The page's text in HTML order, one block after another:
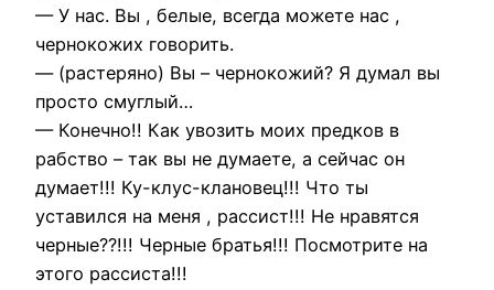
— У нас. Вы , белые, всегда можете нас ,
чернокожих говорить.
— (растеряно) Вы – чернокожий? Я думал вы
просто смуглый…
— Конечно!! Как увозить моих предков в
рабство – так вы не думаете, а сейчас он
думает!!! Ку-клус-клановец!!! Что ты
уставился на меня , рассист!!! Не нравятся
черные??!!! Черные братья!!! Посмотрите на
этого рассиста!!!